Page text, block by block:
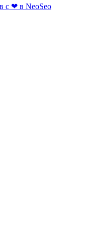
с ❤ в NeoSeo